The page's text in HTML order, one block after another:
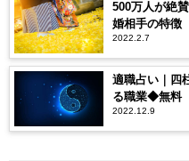
500万人が絶
婚相手の特徴
2022.2.7
適職占い｜四
る職業◆無料
2022.12.9